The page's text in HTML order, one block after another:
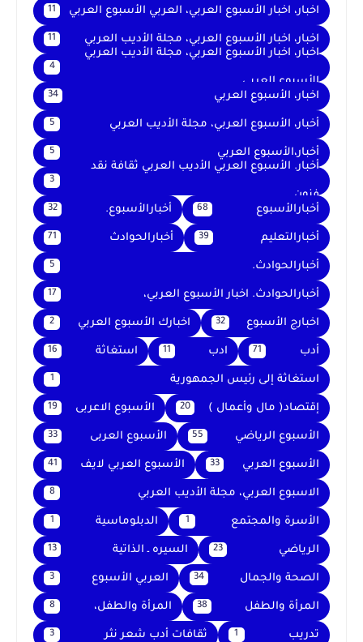
اخبار، اخبار الأسبوع العربي، العربي الأسبوع العربي 11
اخبار، اخبار الأسبوع العربي، مجلة الأديب العربي 11
اخبار، اخبار الأسبوع العربي، مجلة الأديب العربي
الأسبوع العربي
4
اخبار، الأسبوع العربي 34
أخبار، الأسبوع العربي، مجلة الأديب العربي 5
أخبار،الأسبوع العربي 5
أخبار. الأسبوع العربي الأديب العربي ثقافة نقد
فنون
3
أخبارالأسبوع 68 أخبارالأسبوع. 32
أخبارالتعليم 39 أخبارالحوادث 71
أخبارالحوادث. 5
أخبارالحوادث. اخبار الأسبوع العربي، 17
اخبارج الأسبوع 32 اخبارك الأسبوع العربي 2
أدب 71 ادب 11 استغاثة 16
استغاثة إلى رئيس الجمهورية 1
إقتصاد( مال وأعمال ) 20 الأسبوع الاعربى 19
الأسبوع الرياضي 55 الأسبوع العربى 33
الأسبوع العربي 33 الأسبوع العربي لايف 41
الاسبوع العربي، مجلة الأديب العربي 8
الأسرة والمجتمع 1 الدبلوماسية 1
الرياضي 23 السيره ـ الذاتية 13
الصحة والجمال 34 العربي الأسبوع 3
المرأة والطفل 38 المرأة والطفل، 8
تدريب 1 ثقافات أدب شعر نثر 3